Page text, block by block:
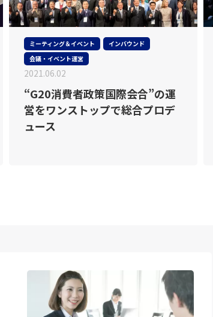
ミーティング＆イベント
インバウンド
会議・イベント運営
2021.06.02
“G20消費者政策国際会合”の運
営をワンストップで総合プロデ
ュース